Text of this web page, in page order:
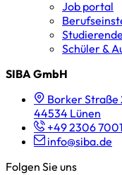
Job portal
Studierende
Schüler &
SIBA GmbH
Borker Straße
44534 Lünen
+49 2306
info@siba.de
Folgen Sie uns